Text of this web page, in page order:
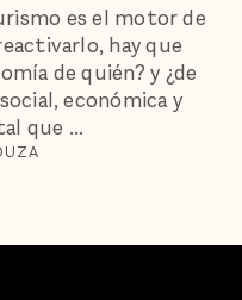
es el motor de
hay que
de quién? y ¿de
económica y
que ...